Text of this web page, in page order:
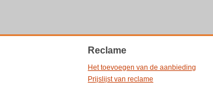
Reclame
Het toevoegen van de aanbieding
Prijslijst van reclame